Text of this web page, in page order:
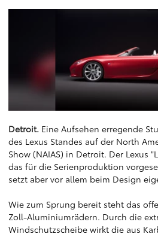
Detroit. Eine Aufsehen erregende
des Lexus Standes auf der North
Show (NAIAS) in Detroit. Der Lexus
das für die Serienproduktion
setzt aber vor allem beim Design
Wie zum Sprung bereit steht das
Zoll-Aluminiumrädern. Durch die
Windschutzscheibe wirkt die aus